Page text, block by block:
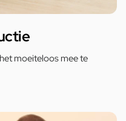
moeiteloos mee te